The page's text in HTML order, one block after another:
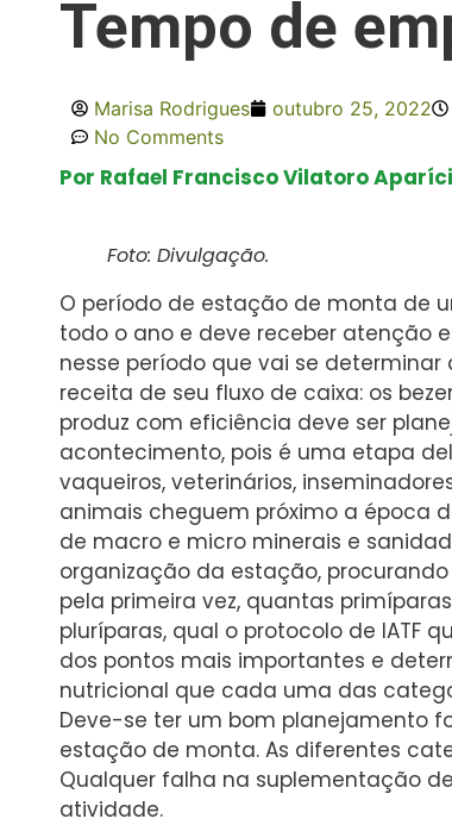
Tempo de
Marisa Rodrigues outubro 25, 2022
No Comments
Por Rafael Francisco Vilatoro
Foto: Divulgação.
O período de estação de monta de
todo o ano e deve receber atenção
nesse período que vai se
receita de seu fluxo de caixa: os
produz com eficiência deve ser
acontecimento, pois é uma etapa
vaqueiros, veterinários,
animais cheguem próximo a época
de macro e micro minerais e
organização da estação,
pela primeira vez, quantas
pluríparas, qual o protocolo de IATF
dos pontos mais importantes e
nutricional que cada uma das
Deve-se ter um bom planejamento
estação de monta. As diferentes
Qualquer falha na suplementação
atividade.